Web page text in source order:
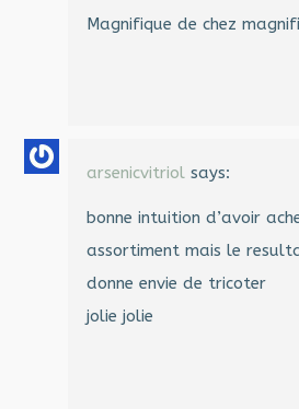
Magnifique de chez
arsenicvitriol says:
bonne intuition d’avoir
assortiment mais le
donne envie de tricoter
jolie jolie